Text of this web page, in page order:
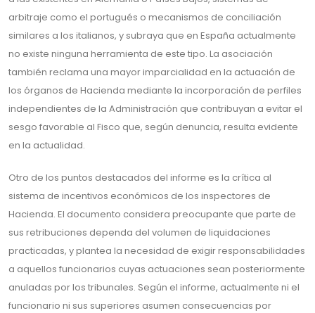
arbitraje como el portugués o mecanismos de conciliación
similares a los italianos, y subraya que en España actualmente
no existe ninguna herramienta de este tipo. La asociación
también reclama una mayor imparcialidad en la actuación de
los órganos de Hacienda mediante la incorporación de perfiles
independientes de la Administración que contribuyan a evitar el
sesgo favorable al Fisco que, según denuncia, resulta evidente
en la actualidad.
Otro de los puntos destacados del informe es la crítica al
sistema de incentivos económicos de los inspectores de
Hacienda. El documento considera preocupante que parte de
sus retribuciones dependa del volumen de liquidaciones
practicadas, y plantea la necesidad de exigir responsabilidades
a aquellos funcionarios cuyas actuaciones sean posteriormente
anuladas por los tribunales. Según el informe, actualmente ni el
funcionario ni sus superiores asumen consecuencias por